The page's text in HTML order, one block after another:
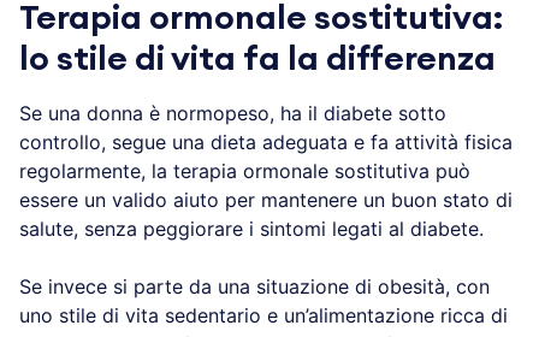
Terapia ormonale sostitutiva:
lo stile di vita fa la differenza
Se una donna è normopeso, ha il diabete sotto
controllo, segue una dieta adeguata e fa attività fisica
regolarmente, la terapia ormonale sostitutiva può
essere un valido aiuto per mantenere un buon stato di
salute, senza peggiorare i sintomi legati al diabete.
Se invece si parte da una situazione di obesità, con
uno stile di vita sedentario e un’alimentazione ricca di